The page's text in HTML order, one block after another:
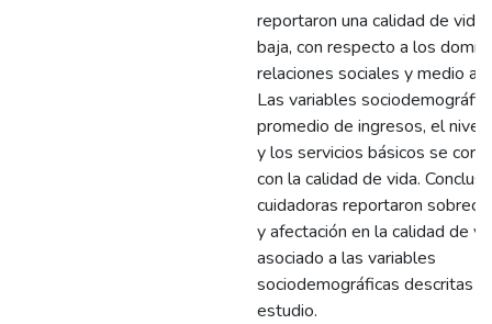
reportaron una calidad de vida
baja, con respecto a los
relaciones sociales y medio
Las variables
promedio de ingresos, el nivel
y los servicios básicos se
con la calidad de vida.
cuidadoras reportaron
y afectación en la calidad de
asociado a las variables
sociodemográficas descritas
estudio.